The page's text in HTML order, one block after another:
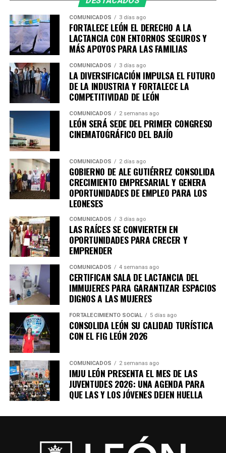
académicas y organismos empresariales de la ciudad,
entre ellos la Academia Metropolitana de Seguridad
Pública, CANACO Servytur León, Universidad
Iberoamericana León, Universidad La Salle Bajío,
CANACINTRA León y el Tecnológico de Monterrey
Campus León, fortaleciendo el trabajo colaborativo
entre gobierno, academia, iniciativa privada y sociedad.
Municipal de Planeación de León refrendan su
compromiso con la participación ciudadana y la
planeación estratégica como herramientas
fundamentales para construir una ciudad más
competitiva, sostenible, incluyente y preparada para los
retos de las próximas décadas.
COMUNICADOS 3 días ago
FORTALECE LEÓN EL DERECHO A LA
LACTANCIA CON ENTORNOS SEGUROS Y
MÁS APOYOS PARA LAS FAMILIAS
COMUNICADOS 3 días ago
LA DIVERSIFICACIÓN IMPULSA EL FUTURO
DE LA INDUSTRIA Y FORTALECE LA
COMPETITIVIDAD DE LEÓN
COMUNICADOS 2 semanas ago
LEÓN SERÁ SEDE DEL PRIMER CONGRESO
CINEMATOGRÁFICO DEL BAJÍO
COMUNICADOS 2 días ago
GOBIERNO DE ALE GUTIÉRREZ CONSOLIDA
CRECIMIENTO EMPRESARIAL Y GENERA
OPORTUNIDADES DE EMPLEO PARA LOS
LEONESES
COMUNICADOS 3 días ago
LAS RAÍCES SE CONVIERTEN EN
OPORTUNIDADES PARA CRECER Y
EMPRENDER
COMUNICADOS 4 semanas ago
CERTIFICAN SALA DE LACTANCIA DEL
IMMUJERES PARA GARANTIZAR ESPACIOS
DIGNOS A LAS MUJERES
FORTALECIMIENTO SOCIAL 5 días ago
CONSOLIDA LEÓN SU CALIDAD TURÍSTICA
CON EL FIG LEÓN 2026
COMUNICADOS 2 semanas ago
IMJU LEÓN PRESENTA EL MES DE LAS
JUVENTUDES 2026: UNA AGENDA PARA
QUE LAS Y LOS JÓVENES DEJEN HUELLA